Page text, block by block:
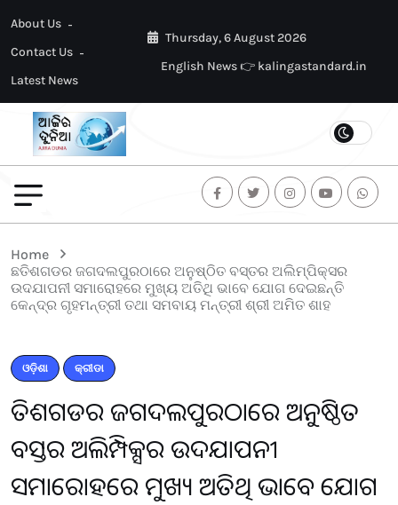
About Us
Contact Us
Latest News
Thursday, 6 August 2026
English News 👉 kalingastandard.in
Home
ଛତିଶଗଡର ଜଗଦଲପୁରଠାରେ ଅନୁଷ୍ଠିତ ବସ୍ତର ଅଲିମ୍ପିକ୍ସର
ଉଦଯାପନୀ ସମାରୋହରେ ମୁଖ୍ୟ ଅତିଥି ଭାବେ ଯୋଗ ଦେଇଛନ୍ତି
କେନ୍ଦ୍ର ଗୃହମନ୍ତ୍ରୀ ତଥା ସମବାୟ ମନ୍ତ୍ରୀ ଶ୍ରୀ ଅମିତ ଶାହ
ଓଡ଼ିଶା କ୍ରୀଡା
ଛତିଶଗଡର ଜଗଦଲପୁରଠାରେ ଅନୁଷ୍ଠିତ
ବସ୍ତର ଅଲିମ୍ପିକ୍ସର ଉଦଯାପନୀ
ସମାରୋହରେ ମୁଖ୍ୟ ଅତିଥି ଭାବେ ଯୋଗ